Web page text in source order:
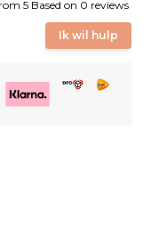
5 Based on 0 reviews
Ik wil hulp